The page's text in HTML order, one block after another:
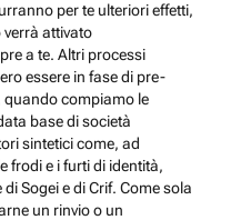
per te ulteriori effetti,
attivato
a te. Altri processi
essere in fase di pre-
quando compiamo le
base di società
sintetici come, ad
frodi e i furti di identità,
Sogei e di Crif. Come sola
un rinvio o un